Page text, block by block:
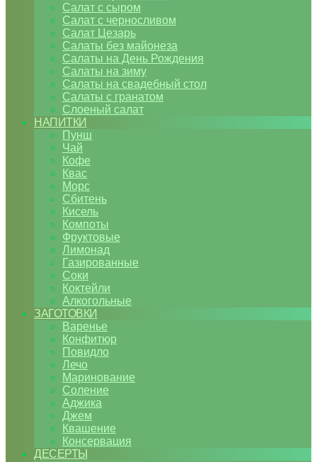
Салат с сыром
Салат с черносливом
Салат Цезарь
Салаты без майонеза
Салаты на День Рождения
Салаты на зиму
Салаты на свадебный стол
Салаты с гранатом
Слоеный салат
НАПИТКИ
Пунш
Чай
Кофе
Квас
Морс
Сбитень
Кисель
Компоты
Фруктовые
Лимонад
Газированные
Соки
Коктейли
Алкогольные
ЗАГОТОВКИ
Варенье
Конфитюр
Повидло
Лечо
Маринование
Соление
Аджика
Джем
Квашение
Консервация
ДЕСЕРТЫ